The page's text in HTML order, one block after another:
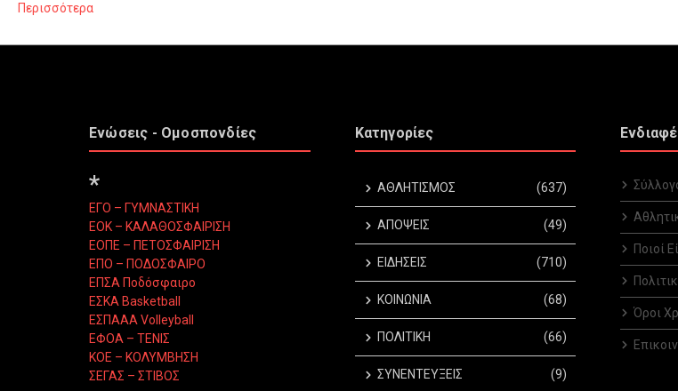
Περισσότερα
Ενώσεις - Ομοσπονδίες
*
ΕΓΟ – ΓΥΜΝΑΣΤΙΚΗ
ΕΟΚ – ΚΑΛΑΘΟΣΦΑΙΡΙΣΗ
ΕΟΠΕ – ΠΕΤΟΣΦΑΙΡΙΣΗ
ΕΠΟ – ΠΟΔΟΣΦΑΙΡΟ
ΕΠΣΑ Ποδόσφαιρο
ΕΣΚΑ Basketball
ΕΣΠΑΑΑ Volleyball
ΕΦΟΑ – ΤΕΝΙΣ
ΚΟΕ – ΚΟΛΥΜΒΗΣΗ
ΣΕΓΑΣ – ΣΤΙΒΟΣ
Κατηγορίες
ΑΘΛΗΤΙΣΜΟΣ (637)
ΑΠΟΨΕΙΣ (49)
ΕΙΔΗΣΕΙΣ (710)
ΚΟΙΝΩΝΙΑ (68)
ΠΟΛΙΤΙΚΗ (66)
ΣΥΝΕΝΤΕΥΞΕΙΣ (9)
Ποιοί
Όροι